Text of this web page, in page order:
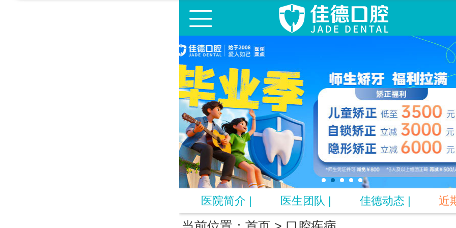
医生团队
精彩互动
牙齿正畸
口腔疾病
牙周治疗
视频中心
专题
医院简介 | 医生团队 | 佳德动态 | 近